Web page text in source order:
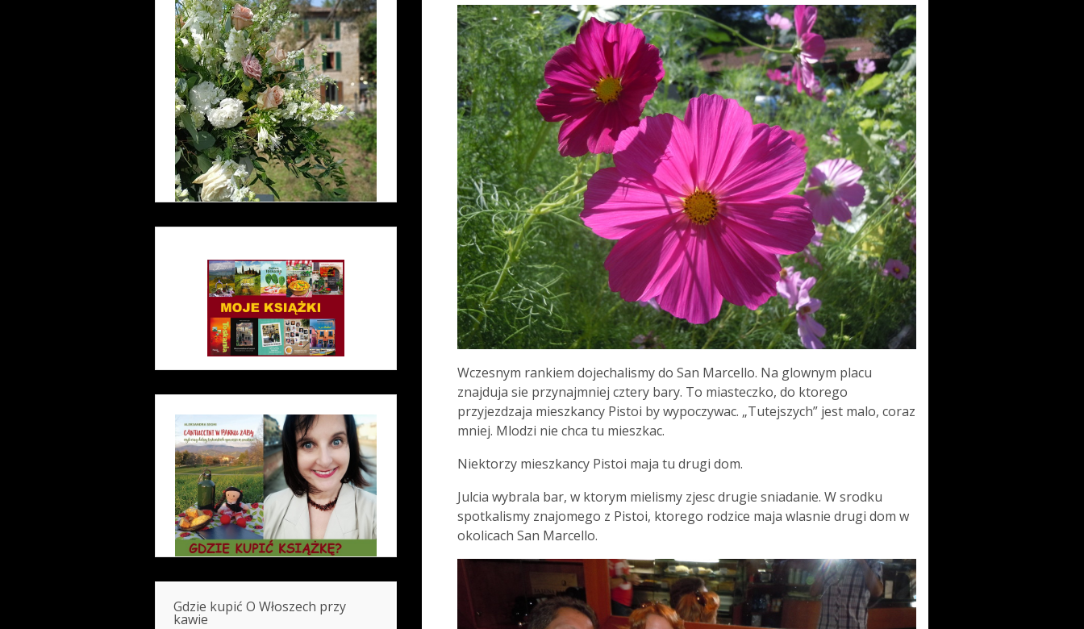
Wczesnym rankiem dojechalismy do San Marcello. Na glownym placu
znajduja sie przynajmniej cztery bary. To miasteczko, do ktorego
przyjezdzaja mieszkancy Pistoi by wypoczywac. „Tutejszych” jest malo, coraz
mniej. Mlodzi nie chca tu mieszkac.
Niektorzy mieszkancy Pistoi maja tu drugi dom.
Julcia wybrala bar, w ktorym mielismy zjesc drugie sniadanie. W srodku
spotkalismy znajomego z Pistoi, ktorego rodzice maja wlasnie drugi dom w
okolicach San Marcello.
Gdzie kupić O Włoszech przy
kawie